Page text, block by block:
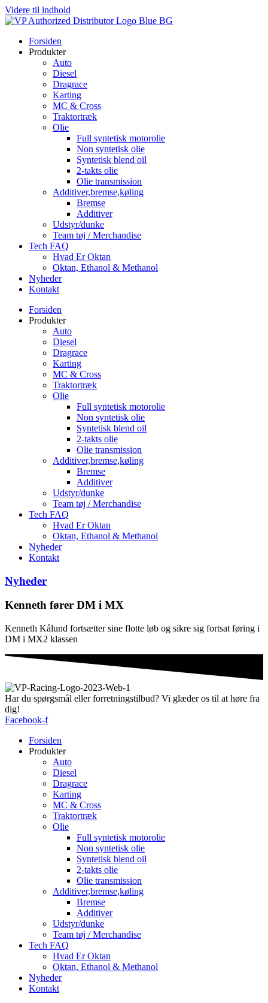
Videre til indhold
Forsiden
Produkter
Auto
Diesel
Dragrace
Karting
MC & Cross
Traktortræk
Olie
Full syntetisk motorolie
Non syntetisk olie
Syntetisk blend oil
2-takts olie
Olie transmission
Additiver,bremse,køling
Bremse
Additiver
Udstyr/dunke
Team tøj / Merchandise
Tech FAQ
Hvad Er Oktan
Oktan, Ethanol & Methanol
Nyheder
Kontakt
Forsiden
Produkter
Auto
Diesel
Dragrace
Karting
MC & Cross
Traktortræk
Olie
Full syntetisk motorolie
Non syntetisk olie
Syntetisk blend oil
2-takts olie
Olie transmission
Additiver,bremse,køling
Bremse
Additiver
Udstyr/dunke
Team tøj / Merchandise
Tech FAQ
Hvad Er Oktan
Oktan, Ethanol & Methanol
Nyheder
Kontakt
Nyheder
Kenneth fører DM i MX
Kenneth Kålund fortsætter sine flotte løb og sikre sig fortsat føring i
DM i MX2 klassen
Har du spørgsmål eller forretningstilbud? Vi glæder os til at høre fra
dig!
Facebook-f
Forsiden
Produkter
Auto
Diesel
Dragrace
Karting
MC & Cross
Traktortræk
Olie
Full syntetisk motorolie
Non syntetisk olie
Syntetisk blend oil
2-takts olie
Olie transmission
Additiver,bremse,køling
Bremse
Additiver
Udstyr/dunke
Team tøj / Merchandise
Tech FAQ
Hvad Er Oktan
Oktan, Ethanol & Methanol
Nyheder
Kontakt